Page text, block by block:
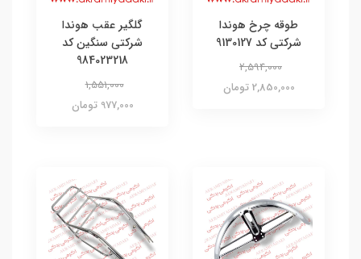
طوقه چرخ هوندا
شرکتی کد 9130127
2,594,000
2,850,000 تومان
گلگیر عقب هوندا
شرکتی سنگین کد
984023218
1,551,000
977,000 تومان